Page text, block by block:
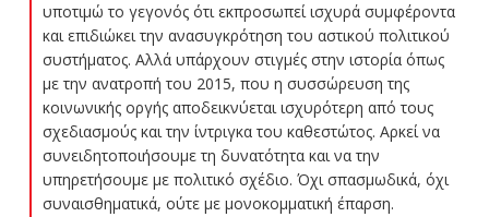
υποτιμώ το γεγονός ότι εκπροσωπεί ισχυρά συμφέροντα
και επιδιώκει την ανασυγκρότηση του αστικού πολιτικού
συστήματος. Αλλά υπάρχουν στιγμές στην ιστορία όπως
με την ανατροπή του 2015, που η συσσώρευση της
κοινωνικής οργής αποδεικνύεται ισχυρότερη από τους
σχεδιασμούς και την ίντριγκα του καθεστώτος. Αρκεί να
συνειδητοποιήσουμε τη δυνατότητα και να την
υπηρετήσουμε με πολιτικό σχέδιο. Όχι σπασμωδικά, όχι
συναισθηματικά, ούτε με μονοκομματική έπαρση.